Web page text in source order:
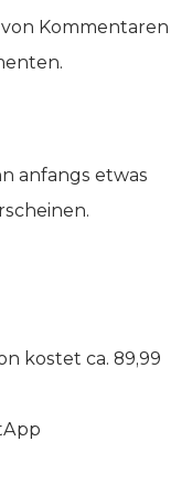
Kommentaren
anfangs etwas
kostet ca. 89,99